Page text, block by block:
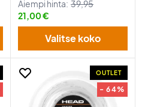
Aiempi hinta: 39,95
21,00 €
Valitse koko
OUTLET
- 64%